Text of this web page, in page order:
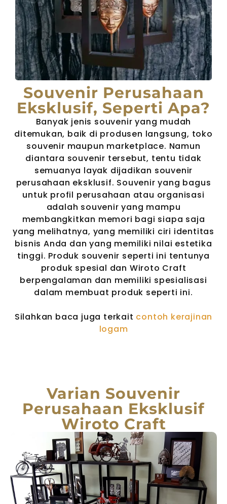
Souvenir Perusahaan
Eksklusif, Seperti Apa?
Banyak jenis souvenir yang mudah
ditemukan, baik di produsen langsung, toko
souvenir maupun marketplace. Namun
diantara souvenir tersebut, tentu tidak
semuanya layak dijadikan souvenir
perusahaan eksklusif. Souvenir yang bagus
untuk profil perusahaan atau organisasi
adalah souvenir yang mampu
membangkitkan memori bagi siapa saja
yang melihatnya, yang memiliki ciri identitas
bisnis Anda dan yang memiliki nilai estetika
tinggi. Produk souvenir seperti ini tentunya
produk spesial dan Wiroto Craft
berpengalaman dan memiliki spesialisasi
dalam membuat produk seperti ini.
Silahkan baca juga terkait contoh kerajinan
logam
Varian Souvenir
Perusahaan Eksklusif
Wiroto Craft